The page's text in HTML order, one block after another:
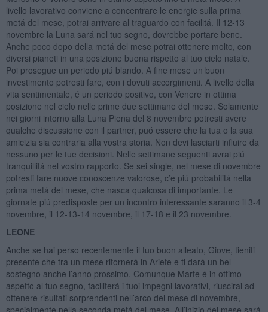
livello lavorativo conviene a concentrare le energie sulla prima
metá del mese, potrai arrivare al traguardo con facilitá. Il 12-13
novembre la Luna sará nel tuo segno, dovrebbe portare bene.
Anche poco dopo della metá del mese potrai ottenere molto, con
diversi pianeti in una posizione buona rispetto al tuo cielo natale.
Poi prosegue un periodo piú blando. A fine mese un buon
investimento potresti fare, con i dovuti accorgimenti. A livello della
vita sentimentale, é un periodo positivo, con Venere in ottima
posizione nel cielo nelle prime due settimane del mese. Solamente
nei giorni intorno alla Luna Piena del 8 novembre potresti avere
qualche discussione con il partner, puó essere che la tua o la sua
amicizia sia contraria alla vostra storia. Non devi lasciarti influire da
nessuno per le tue decisioni. Nelle settimane seguenti avrai piú
tranquillitá nel vostro rapporto. Se sei single, nel mese di novembre
potresti fare nuove conoscenze valorose, c’e piú probabilitá nella
prima metá del mese, che nasca qualcosa di importante. Le
giornate piú predisposte per un incontro interessante saranno il 3-4
novembre, il 12-13-14 novembre, il 17-18 e il 23 novembre.
LEONE
Anche se hai perso recentemente il tuo buon alleato, Giove, tieniti
presente che tra un mese ritornerá in Ariete e ti dará un bel
sostegno anche l’anno prossimo. Comunque Marte é in ottimo
aspetto al tuo segno, faciliterá i tuoi impegni lavorativi, riuscirai ad
ottenere risultati sorprendenti nell’arco del mese di novembre,
specialmente nella seconda metá del mese. All’inizio del mese sará